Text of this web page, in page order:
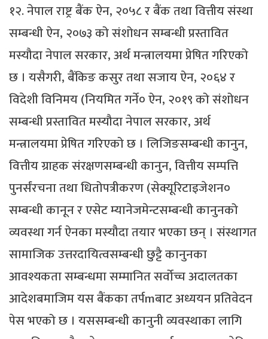
१२. नेपाल राष्ट्र बैंक ऐन, २०५८ र बैंक तथा वित्तीय संस्था
सम्बन्धी ऐन, २०७३ को संशोधन सम्बन्धी प्रस्तावित
मस्यौदा नेपाल सरकार, अर्थ मन्त्रालयमा प्रेषित गरिएको
छ । यसैगरी, बैंकिङ कसुर तथा सजाय ऐन, २०६४ र
विदेशी विनिमय (नियमित गर्ने० ऐन, २०१९ को संशोधन
सम्बन्धी प्रस्तावित मस्यौदा नेपाल सरकार, अर्थ
मन्त्रालयमा प्रेषित गरिएको छ । लिजिङसम्बन्धी कानुन,
वित्तीय ग्राहक संरक्षणसम्बन्धी कानुन, वित्तीय सम्पत्ति
पुनर्संरचना तथा धितोपत्रीकरण (सेक्यूरिटाइजेशन०
सम्बन्धी कानून र एसेट म्यानेजमेन्टसम्बन्धी कानुनको
व्यवस्था गर्न ऐनका मस्यौदा तयार भएका छन् । संस्थागत
सामाजिक उत्तरदायित्वसम्बन्धी छुट्टै कानुनका
आवश्यकता सम्बन्धमा सम्मानित सर्वोच्च अदालतका
आदेशबमाजिम यस बैंकका तर्पmबाट अध्ययन प्रतिवेदन
पेस भएको छ । यससम्बन्धी कानुनी व्यवस्थाका लागि